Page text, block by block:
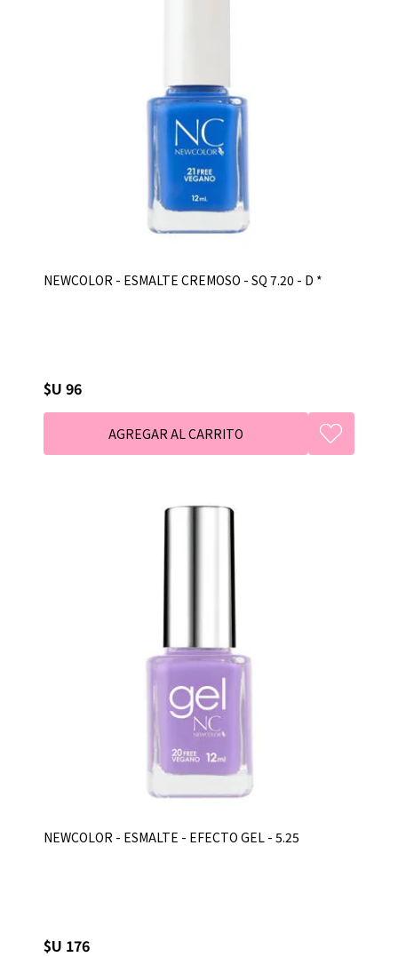
NEWCOLOR - ESMALTE CREMOSO - SQ 7.20 - D *
$U 96
NEWCOLOR - ESMALTE - EFECTO GEL - 5.25
$U 176